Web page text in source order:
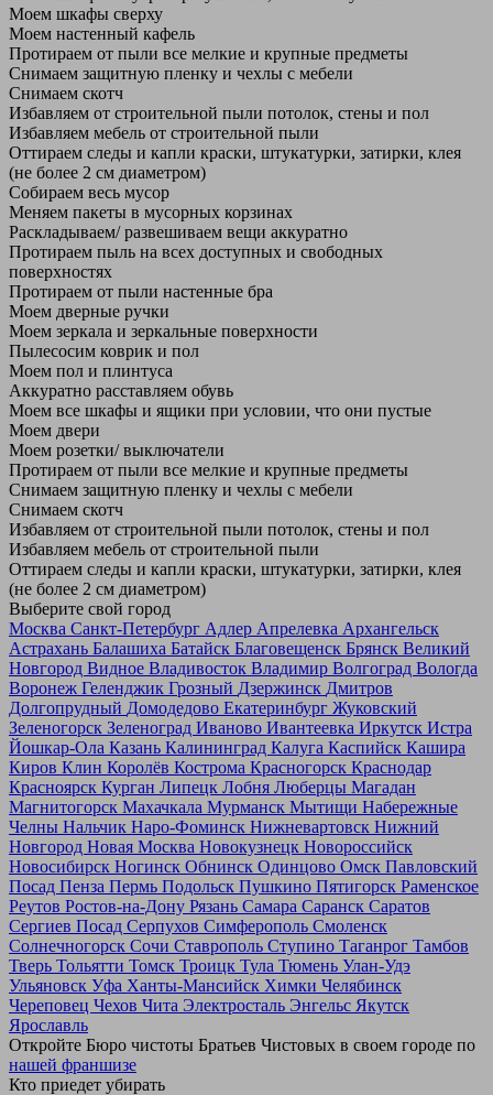
Моем шкафы сверху
Моем настенный кафель
Протираем от пыли все мелкие и крупные предметы
Снимаем защитную пленку и чехлы с мебели
Снимаем скотч
Избавляем от строительной пыли потолок, стены и пол
Избавляем мебель от строительной пыли
Оттираем следы и капли краски, штукатурки, затирки, клея
(не более 2 см диаметром)
Собираем весь мусор
Меняем пакеты в мусорных корзинах
Раскладываем/ развешиваем вещи аккуратно
Протираем пыль на всех доступных и свободных
поверхностях
Протираем от пыли настенные бра
Моем дверные ручки
Моем зеркала и зеркальные поверхности
Пылесосим коврик и пол
Моем пол и плинтуса
Аккуратно расставляем обувь
Моем все шкафы и ящики при условии, что они пустые
Моем двери
Моем розетки/ выключатели
Протираем от пыли все мелкие и крупные предметы
Снимаем защитную пленку и чехлы с мебели
Снимаем скотч
Избавляем от строительной пыли потолок, стены и пол
Избавляем мебель от строительной пыли
Оттираем следы и капли краски, штукатурки, затирки, клея
(не более 2 см диаметром)
Выберите свой город
Москва Санкт-Петербург Адлер Апрелевка Архангельск
Астрахань Балашиха Батайск Благовещенск Брянск Великий
Новгород Видное Владивосток Владимир Волгоград Вологда
Воронеж Геленджик Грозный Дзержинск Дмитров
Долгопрудный Домодедово Екатеринбург Жуковский
Зеленогорск Зеленоград Иваново Ивантеевка Иркутск Истра
Йошкар-Ола Казань Калининград Калуга Каспийск Кашира
Киров Клин Королёв Кострома Красногорск Краснодар
Красноярск Курган Липецк Лобня Люберцы Магадан
Магнитогорск Махачкала Мурманск Мытищи Набережные
Челны Нальчик Наро-Фоминск Нижневартовск Нижний
Новгород Новая Москва Новокузнецк Новороссийск
Новосибирск Ногинск Обнинск Одинцово Омск Павловский
Посад Пенза Пермь Подольск Пушкино Пятигорск Раменское
Реутов Ростов-на-Дону Рязань Самара Саранск Саратов
Сергиев Посад Серпухов Симферополь Смоленск
Солнечногорск Сочи Ставрополь Ступино Таганрог Тамбов
Тверь Тольятти Томск Троицк Тула Тюмень Улан-Удэ
Ульяновск Уфа Ханты-Мансийск Химки Челябинск
Череповец Чехов Чита Электросталь Энгельс Якутск
Ярославль
Откройте Бюро чистоты Братьев Чистовых в своем городе по
нашей франшизе
Кто приедет убирать